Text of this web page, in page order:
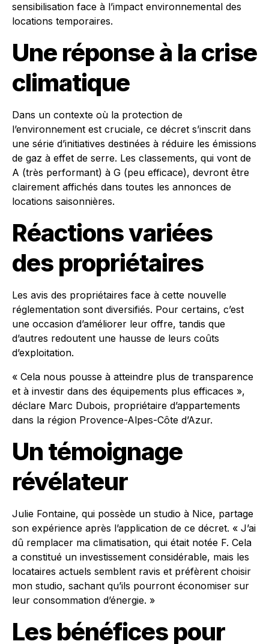
sensibilisation face à l’impact environnemental des
locations temporaires.
Une réponse à la crise
climatique
Dans un contexte où la protection de
l’environnement est cruciale, ce décret s’inscrit dans
une série d’initiatives destinées à réduire les émissions
de gaz à effet de serre. Les classements, qui vont de
A (très performant) à G (peu efficace), devront être
clairement affichés dans toutes les annonces de
locations saisonnières.
Réactions variées
des propriétaires
Les avis des propriétaires face à cette nouvelle
réglementation sont diversifiés. Pour certains, c’est
une occasion d’améliorer leur offre, tandis que
d’autres redoutent une hausse de leurs coûts
d’exploitation.
« Cela nous pousse à atteindre plus de transparence
et à investir dans des équipements plus efficaces »,
déclare Marc Dubois, propriétaire d’appartements
dans la région Provence-Alpes-Côte d’Azur.
Un témoignage
révélateur
Julie Fontaine, qui possède un studio à Nice, partage
son expérience après l’application de ce décret. « J’ai
dû remplacer ma climatisation, qui était notée F. Cela
a constitué un investissement considérable, mais les
locataires actuels semblent ravis et préfèrent choisir
mon studio, sachant qu’ils pourront économiser sur
leur consommation d’énergie. »
Les bénéfices pour